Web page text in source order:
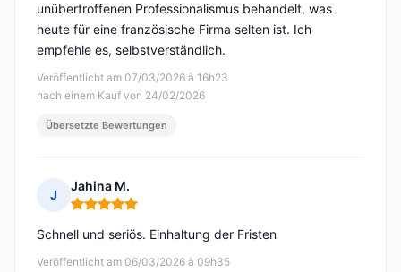
Veröffentlicht am 07/03/2026 à 16h23
nach einem Kauf von 24/02/2026
unübertroffenen Professionalismus behandelt, was
heute für eine französische Firma selten ist. Ich
empfehle es, selbstverständlich.
Übersetzte Bewertungen
J
Jahina M.
Hinweis: 5 von 5
Veröffentlicht am 06/03/2026 à 09h35
Schnell und seriös. Einhaltung der Fristen